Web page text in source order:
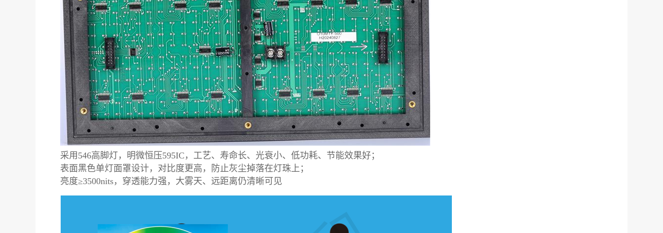
采用546高脚灯，明微恒压595IC，工艺、寿命长、光衰小、低功耗、节能效果好；
表面黑色单灯面罩设计，对比度更高，防止灰尘掉落在灯珠上；
亮度≥3500nits，穿透能力强，大雾天、远距离仍清晰可见